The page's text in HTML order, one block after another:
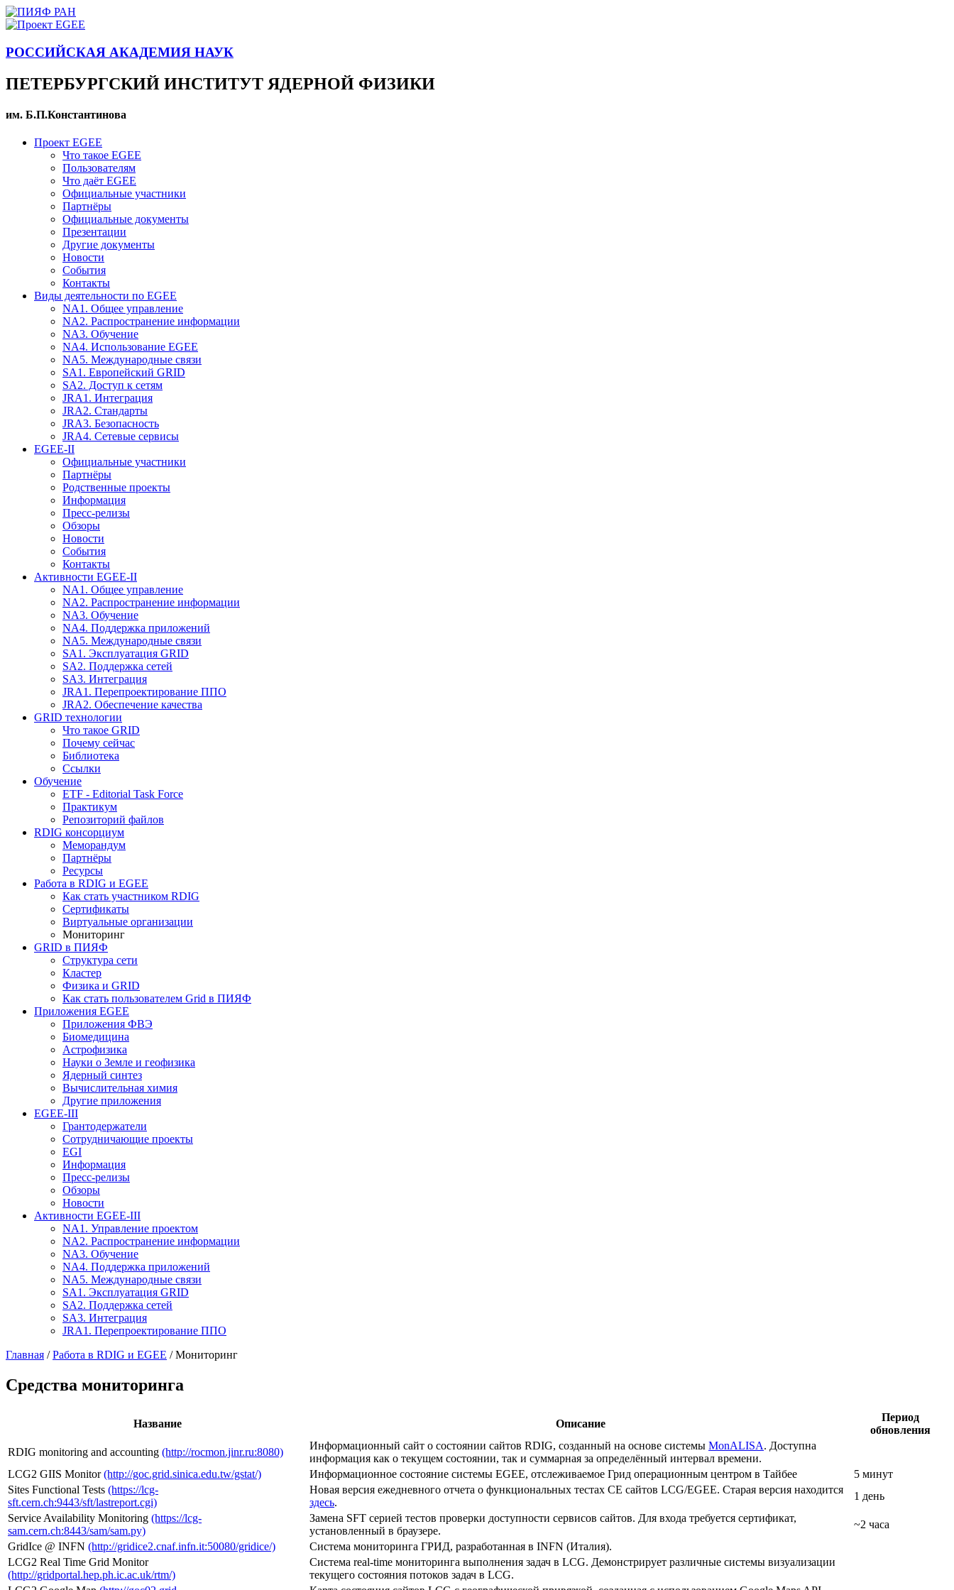
РОССИЙСКАЯ АКАДЕМИЯ НАУК
ПЕТЕРБУРГСКИЙ ИНСТИТУТ ЯДЕРНОЙ ФИЗИКИ
им. Б.П.Константинова
Проект EGEE
Что такое EGEE
Пользователям
Что даёт EGEE
Официальные участники
Партнёры
Официальные документы
Презентации
Другие документы
Новости
События
Контакты
Виды деятельности по EGEE
NA1. Общее управление
NA2. Распространение информации
NA3. Обучение
NA4. Использование EGEE
NA5. Международные связи
SA1. Европейский GRID
SA2. Доступ к сетям
JRA1. Интеграция
JRA2. Стандарты
JRA3. Безопасность
JRA4. Сетевые сервисы
EGEE-II
Официальные участники
Партнёры
Родственные проекты
Информация
Пресс-релизы
Обзоры
Новости
События
Контакты
Активности EGEE-II
NA1. Общее управление
NA2. Распространение информации
NA3. Обучение
NA4. Поддержка приложений
NA5. Международные связи
SA1. Эксплуатация GRID
SA2. Поддержка сетей
SA3. Интеграция
JRA1. Перепроектирование ППО
JRA2. Обеспечение качества
GRID технологии
Что такое GRID
Почему сейчас
Библиотека
Ссылки
Обучение
ETF - Editorial Task Force
Практикум
Репозиторий файлов
RDIG консорциум
Меморандум
Партнёры
Ресурсы
Работа в RDIG и EGEE
Как стать участником RDIG
Сертификаты
Виртуальные организации
Мониторинг
GRID в ПИЯФ
Структура сети
Кластер
Физика и GRID
Как стать пользователем Grid в ПИЯФ
Приложения EGEE
Приложения ФВЭ
Биомедицина
Астрофизика
Науки о Земле и геофизика
Ядерный синтез
Вычислительная химия
Другие приложения
EGEE-III
Грантодержатели
Сотрудничающие проекты
EGI
Информация
Пресс-релизы
Обзоры
Новости
Активности EGEE-III
NA1. Управление проектом
NA2. Распространение информации
NA3. Обучение
NA4. Поддержка приложений
NA5. Международные связи
SA1. Эксплуатация GRID
SA2. Поддержка сетей
SA3. Интеграция
JRA1. Перепроектирование ППО
Главная /Работа в RDIG и EGEE / Мониторинг
Средства мониторинга
Название Описание
Период
обновления
RDIG monitoring and accounting (http://rocmon.jinr.ru:8080)
Информационный сайт о состоянии сайтов RDIG, созданный на основе системы MonALISA. Доступна
информация как о текущем состоянии, так и суммарная за определённый интервал времени.
LCG2 GIIS Monitor(http://goc.grid.sinica.edu.tw/gstat/) Информационное состояние системы EGEE, отслеживаемое Грид операционным центром в Тайбее
5 минут
Sites Functional Tests (https://lcg-
sft.cern.ch:9443/sft/lastreport.cgi)
Новая версия ежедневного отчета о функциональных тестах CE сайтов LCG/EGEE. Старая версия находится
здесь.
1 день
Service Availability Monitoring (https://lcg-
sam.cern.ch:8443/sam/sam.py)
Замена SFT серией тестов проверки доступности сервисов сайтов. Для входа требуется сертификат,
установленный в браузере.
~2 часа
GridIce @ INFN (http://gridice2.cnaf.infn.it:50080/gridice/)
Система мониторинга ГРИД, разработанная в INFN (Италия).
LCG2 Real Time Grid Monitor
(http://gridportal.hep.ph.ic.ac.uk/rtm/)
Система real-time мониторинга выполнения задач в LCG. Демонстрирует различные системы визуализации
текущего состояния потоков задач в LCG.